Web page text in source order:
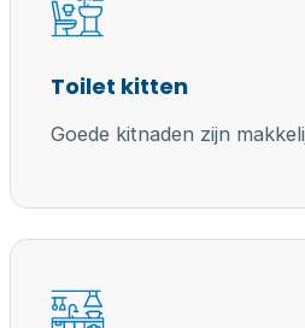
Toilet kitten
Goede kitnaden zijn